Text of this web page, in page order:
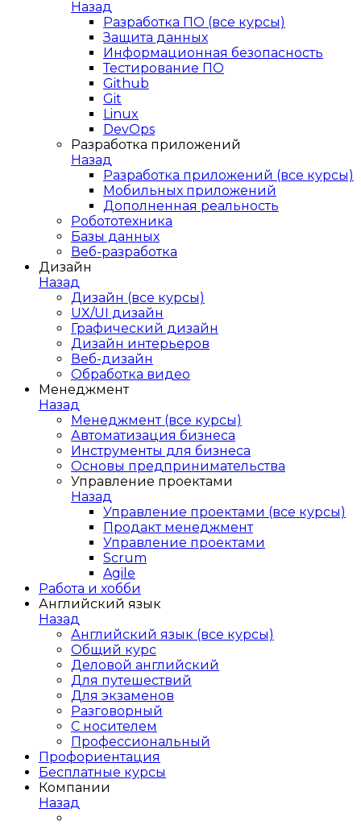
Назад
Разработка ПО (все курсы)
Защита данных
Информационная безопасность
Тестирование ПО
Github
Git
Linux
DevOps
Разработка приложений
Назад
Разработка приложений (все курсы)
Мобильных приложений
Дополненная реальность
Робототехника
Базы данных
Веб-разработка
Дизайн
Назад
Дизайн (все курсы)
UX/UI дизайн
Графический дизайн
Дизайн интерьеров
Веб-дизайн
Обработка видео
Менеджмент
Назад
Менеджмент (все курсы)
Автоматизация бизнеса
Инструменты для бизнеса
Основы предпринимательства
Управление проектами
Назад
Управление проектами (все курсы)
Продакт менеджмент
Управление проектами
Scrum
Agile
Работа и хобби
Английский язык
Назад
Английский язык (все курсы)
Общий курс
Деловой английский
Для путешествий
Для экзаменов
Разговорный
С носителем
Профессиональный
Профориентация
Бесплатные курсы
Компании
Назад